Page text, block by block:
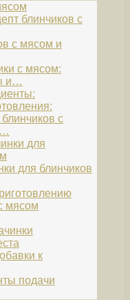
блинчиков с
с мясом и
с мясом:
и…
с
для
для блинчиков
мясом
к
подачи